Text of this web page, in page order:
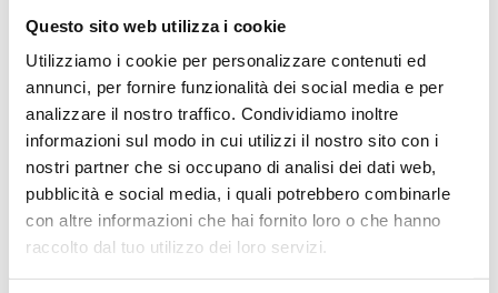
Questo sito web utilizza i cookie
Utilizziamo i cookie per personalizzare contenuti ed
annunci, per fornire funzionalità dei social media e per
analizzare il nostro traffico. Condividiamo inoltre
informazioni sul modo in cui utilizzi il nostro sito con i
nostri partner che si occupano di analisi dei dati web,
pubblicità e social media, i quali potrebbero combinarle
con altre informazioni che hai fornito loro o che hanno
raccolto dal tuo utilizzo dei loro servizi.
la storia degli acquisti effettuati
Cliente già registrato